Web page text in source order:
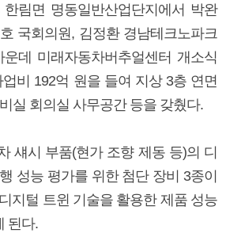
림면 명동일반산업단지에서 박완
국회의원, 김정환 경남테크노파크
데 미래자동차버추얼센터 개소식
비 192억 원을 들여 지상 3층 연면
실 회의실 사무공간 등을 갖췄다.
섀시 부품(현가 조향 제동 등)의 디
성능 평가를 위한 첨단 장비 3종이
지털 트윈 기술을 활용한 제품 성능
된다.